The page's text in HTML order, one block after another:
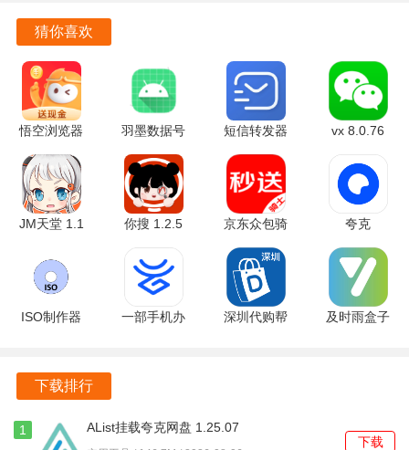
的睡眠环境，助您更好地入睡。
常见问题
Q1：iClock闹钟支持哪些平台？
iClock闹钟支持多种主流手机操作系统，在各大应用商店下
载并使用。
Q2：如何更换时钟皮肤？
用户只需进入设置界面，选择时钟皮肤选项，即可浏览和更
换多款精美时钟皮肤。
Q3：悬浮窗口如何设置？
应用中使用悬浮闹钟或秒表。
Q4：模拟自习室功能如何使用？
猜你喜欢
悟空浏览器
能免费观看
版 17.9.0
安卓版
羽墨数据号
上号器 1.0
安卓版
短信转发器
3.3.2.240815
安卓版
vx 8.0.76
JM天堂 1.1
你搜 1.2.5
安卓版
京东众包骑
手 12.29.0
最新版
夸克
10.14.5.129
官方正版
ISO制作器
一部手机办
深圳代购帮
及时雨盒子
下载排行
1
AList挂载夸克网盘 1.25.07
安卓版
下载